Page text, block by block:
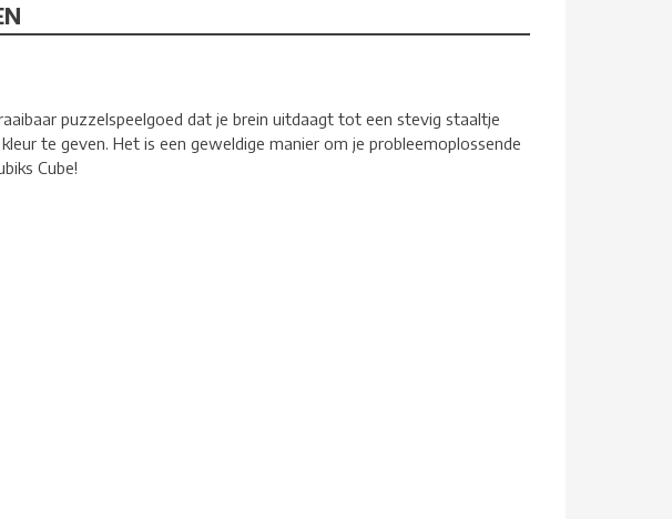
puzzelspeelgoed dat je brein uitdaagt tot een stevig staaltje
te geven. Het is een geweldige manier om je probleemoplossende
Cube!